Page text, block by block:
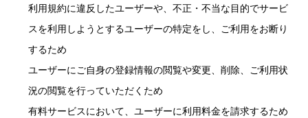
利用規約に違反したユーザーや、不正・不当な目的でサービ
スを利用しようとするユーザーの特定をし、ご利用をお断り
するため
ユーザーにご自身の登録情報の閲覧や変更、削除、ご利用状
況の閲覧を行っていただくため
有料サービスにおいて、ユーザーに利用料金を請求するため